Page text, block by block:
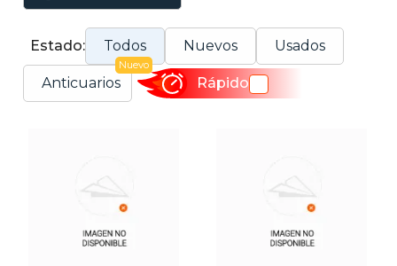
Estado: Todos Nuevos Usados
Anticuarios
Nuevo
Rápido